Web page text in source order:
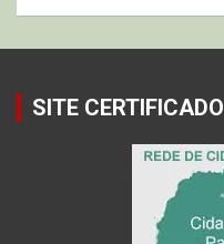
SITE CERTIFICADO